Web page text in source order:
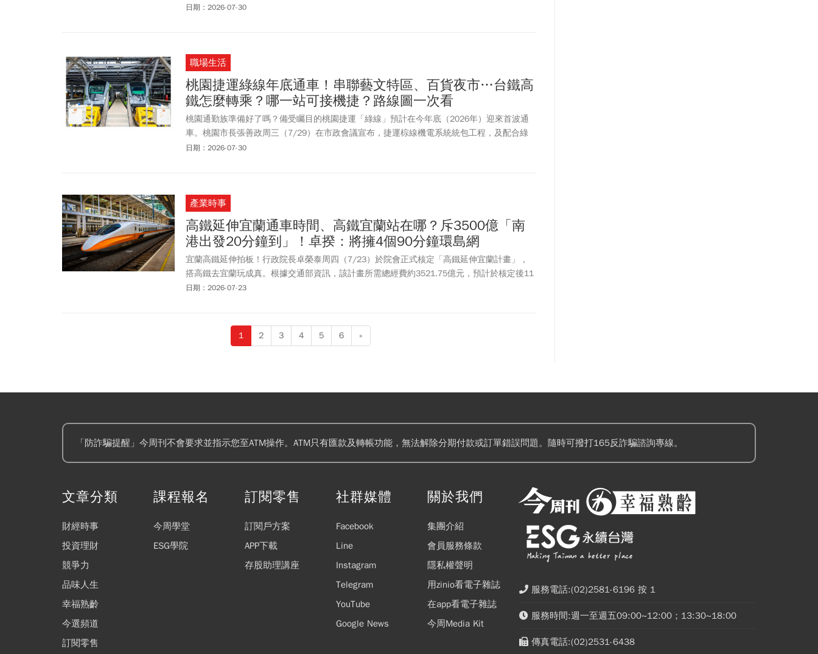
日期：2026-07-30
職場生活
桃園捷運綠線年底通車！串聯藝文特區、百貨夜市…台鐵高
鐵怎麼轉乘？哪一站可接機捷？路線圖一次看
桃園通勤族準備好了嗎？備受矚目的桃園捷運「綠線」預計在今年底（2026年）迎來首波通
車。桃園市長張善政周三（7/29）在市政會議宣布，捷運棕線機電系統統包工程，及配合綠
線延伸中壢的富台國小新建工程，分別於7/27、7/28決標。兩案代表桃園各捷運路線穩健推
接，形成綠線與機場捷運的重要轉乘點。依路線規劃率先開放北段「G11藝文特區站」至
「G15b坑口站」共7座車站 。這條路線不僅串連桃園藝文特區、南崁生活圈和目前的機場捷運
線，象徵桃園正式邁向「雙捷運路網」。雙北、桃園市民未來若需跨縣市上班、上課，便可從
機場捷運通達台北車站、新北產業園區站，後續轉乘台鐵、台北捷運、新北環狀線等。此外，
也能轉乘到桃園機場、高鐵桃園站。進一步強化便利的雙北、桃園一日生活圈。
日期：2026-07-30
產業時事
高鐵延伸宜蘭通車時間、高鐵宜蘭站在哪？斥3500億「南
港出發20分鐘到」！卓揆：將擁4個90分鐘環島網
宜蘭高鐵延伸拍板！行政院長卓榮泰周四（7/23）於院會正式核定「高鐵延伸宜蘭計畫」，
搭高鐵去宜蘭玩成真。根據交通部資訊，該計畫所需總經費約3521.75億元，預計於核定後11
年（2037年）完工通車。未來從台北(南港站)搭乘高鐵到宜蘭僅需約20多分鐘，行政院規劃於
路線長約60.6公里。此外，關於高鐵延伸屏東計劃，卓揆先前已視察高鐵屏東站選址的六塊
厝。他表示該計畫選定「高雄方案」，從高鐵左營站經高雄
日期：2026-07-23
1 2 3 4 5 6 »
「防詐騙提醒」今周刊不會要求並指示您至ATM操作。ATM只有匯款及轉帳功能，無法解除分期付款或訂單錯誤問題。隨時可撥打165反詐騙諮詢專線。
文章分類
財經時事
投資理財
競爭力
品味人生
幸福熟齡
今選頻道
訂閱零售
課程報名
今周學堂
ESG學院
訂閱零售
訂閱戶方案
APP下載
存股助理講座
社群媒體
Facebook
Line
Instagram
Telegram
YouTube
Google News
關於我們
集團介紹
會員服務條款
隱私權聲明
用zinio看電子雜誌
在app看電子雜誌
今周Media Kit
服務電話:(02)2581-6196 按 1
服務時間:週一至週五09:00~12:00；13:30~18:00
傳真電話:(02)2531-6438